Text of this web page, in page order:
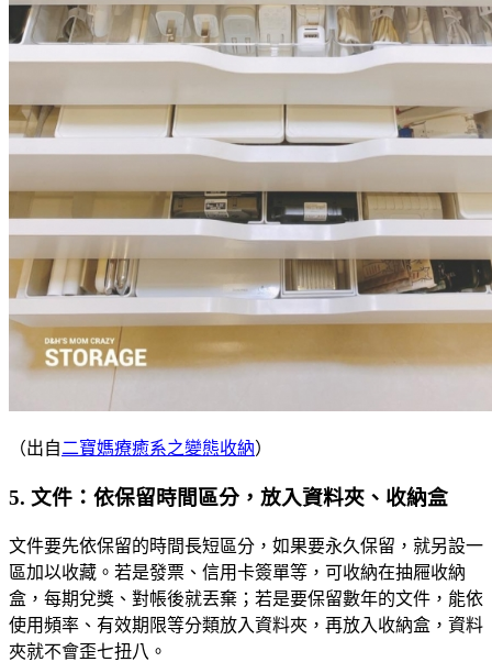
（出自二寶媽療癒系之變態收納）
5. 文件：依保留時間區分，放入資料夾、收納盒
文件要先依保留的時間長短區分，如果要永久保留，就另設一
區加以收藏。若是發票、信用卡簽單等，可收納在抽屜收納
盒，每期兌獎、對帳後就丟棄；若是要保留數年的文件，能依
使用頻率、有效期限等分類放入資料夾，再放入收納盒，資料
夾就不會歪七扭八。